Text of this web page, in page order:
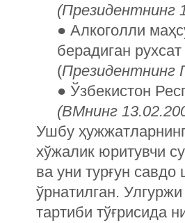
(Президентнинг
● Алкоголли
берадиган
(Президентнинг
● Ўзбекистон
(ВМнинг
Ушбу
хўжалик юритувчи
ва уни турғун
ўрнатилган.
тартиби тўғрисида